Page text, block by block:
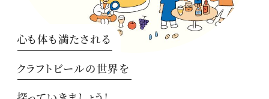
心も体も満たされる
クラフトビールの世界を